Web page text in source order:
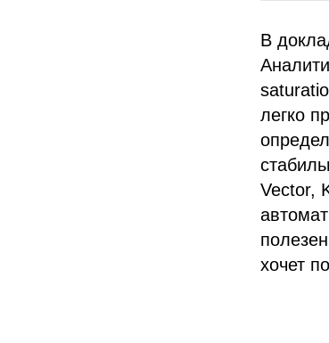
В
легко
Vector,
хочет